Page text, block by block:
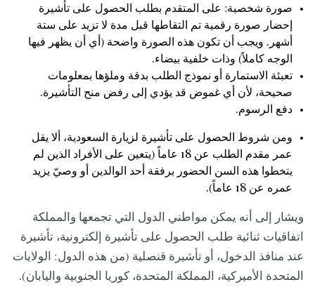
صورة شخصية: على المتقدم بطلب الحصول على تأشيرة
إحضار صورة رقمية تم التقاطها قبل مدة لا تزيد على ستة
أشهر. ويجب أن تكون هذه الصورة واضحة (أي أن يظهر فيها
الوجه كاملاً) وذات خلفية بيضاء.
تعبئة الاستمارة أو نموذج الطلب بدقة وملؤها بمعلومات
صحيحة، لأن أي غموض قد يؤدي إلى رفض منح التأشيرة.
دفع الرسوم.
ومن شروط الحصول على تأشيرة لزيارة السعودية، ألا يقل
عمر مقدم الطلب عن 18 عاماً (يتعين على الأفراد الذين لم
يتخطوا هذه السن الحضور برفقة أحد الوالدين أو وصيّ يزيد
عمره عن 18 عاماً).
ويشار إلى أنه يمكن مواطني الدول التي تجمعها والمملكة
اتفاقيات ثنائية طلب الحصول على تأشيرة إلكترونية، تأشيرة
عند منافذ الدخول، أو تأشيرة قنصلية (من هذه الدول: الولايات
المتحدة الأميركية، المملكة المتحدة، كوريا الجنوبية واليابان).